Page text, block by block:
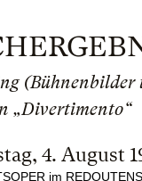
(Bühnenbilder
„Divertimento“
4. August
im